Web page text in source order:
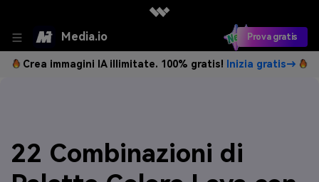
Media.io Prova gratis
Crea immagini IA illimitate. 100% gratis! Inizia gratis→
22 Combinazioni di